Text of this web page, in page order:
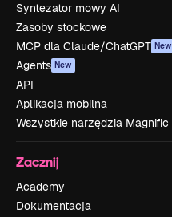
Syntezator mowy AI
Zasoby stockowe
MCP dla Claude/ChatGPT New
Agents New
API
Aplikacja mobilna
Wszystkie narzędzia Magnific
Zacznij
Academy
Dokumentacja